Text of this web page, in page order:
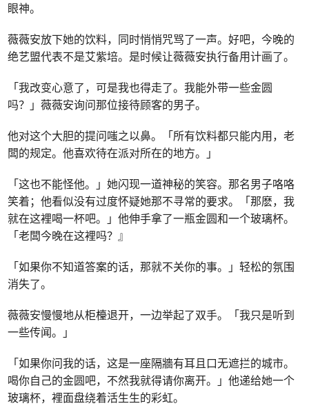
眼神。
薇薇安放下她的饮料，同时悄悄咒骂了一声。好吧，今晚的
绝艺盟代表不是艾紫培。是时候让薇薇安执行备用计画了。
「我改变心意了，可是我也得走了。我能外带一些金圆
吗？」薇薇安询问那位接待顾客的男子。
他对这个大胆的提问嗤之以鼻。「所有饮料都只能内用，老
闆的规定。他喜欢待在派对所在的地方。」
「这也不能怪他。」她闪现一道神秘的笑容。那名男子咯咯
笑着；他看似没有过度怀疑她那不寻常的要求。「那麽，我
就在这裡喝一杯吧。」他伸手拿了一瓶金圆和一个玻璃杯。
「老闆今晚在这裡吗？』
「如果你不知道答案的话，那就不关你的事。」轻松的氛围
消失了。
薇薇安慢慢地从柜檯退开，一边举起了双手。「我只是听到
一些传闻。」
「如果你问我的话，这是一座隔牆有耳且口无遮拦的城市。
喝你自己的金圆吧，不然我就得请你离开。」他递给她一个
玻璃杯，裡面盘绕着活生生的彩虹。